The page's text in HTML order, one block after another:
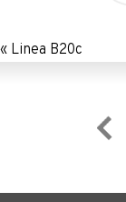
« Linea B20c